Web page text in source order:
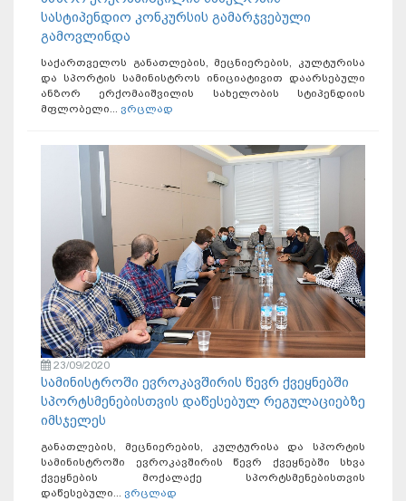
სასტიპენდიო კონკურსის გამარჯვებული
გამოვლინდა
საქართველოს განათლების, მეცნიერების, კულტურისა
და სპორტის სამინისტროს ინიციატივით დაარსებული
ანზორ ერქომაიშვილის სახელობის სტიპენდიის
მფლობელი... ვრცლად
23/09/2020
სამინისტროში ევროკავშირის წევრ ქვეყნებში
სპორტსმენებისთვის დაწესებულ რეგულაციებზე
იმსჯელეს
განათლების, მეცნიერების, კულტურისა და სპორტის
სამინისტროში ევროკავშირის წევრ ქვეყნებში სხვა
ქვეყნების მოქალაქე სპორტსმენებისთვის
დაწესებული... ვრცლად